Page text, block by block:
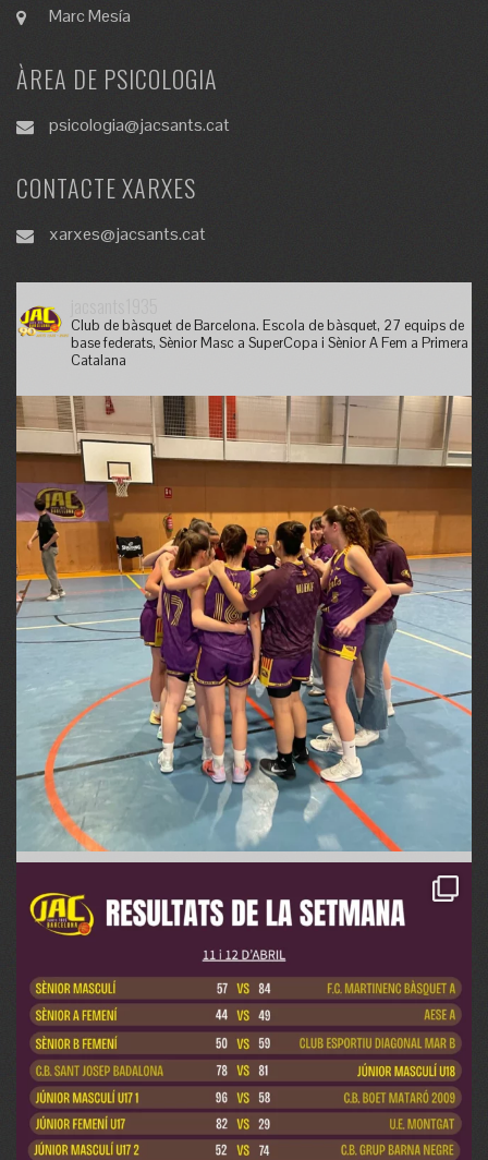
Marc Mesía
ÀREA DE PSICOLOGIA
psicologia@jacsants.cat
CONTACTE XARXES
xarxes@jacsants.cat
Club de bàsquet de Barcelona. Escola de bàsquet, 27 equips de
base federats, Sènior Masc a SuperCopa i Sènior A Fem a Primera
Catalana